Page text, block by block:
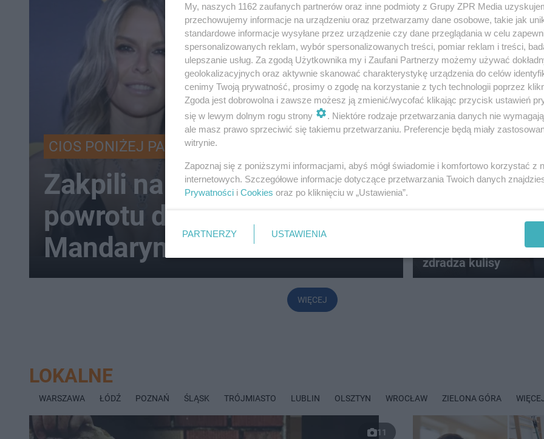
CIOS PONIŻEJ PASA?
Zakpili na scenie z jej
powrotu do Wiśniewskiego!
Mandaryna skomentowała
BURZA
Dramatyczne chwile
jeziorze. W wodzie
się 39 nastolatków
Ewa Kasprzyk poza
z Gwiazdami". Rafał
zdradza kulisy
WIĘCEJ
LOKALNE
WARSZAWA ŁÓDŹ POZNAŃ ŚLĄSK TRÓJMIASTO LUBLIN OLSZTYN WROCŁAW ZIELONA GÓRA
11
My, naszych 1162 zaufanych partnerów oraz inne podmioty z Grupy ZPR Media
przechowujemy informacje na urządzeniu oraz przetwarzamy dane osobowe, takie jak
standardowe informacje wysyłane przez urządzenie czy dane przeglądania w celu
spersonalizowanych reklam, wybór spersonalizowanych treści, pomiar reklam i treści,
ulepszanie usług. Za zgodą Użytkownika my i Zaufani Partnerzy możemy używać
geolokalizacyjnych oraz aktywnie skanować charakterystykę urządzenia do celów
cenimy Twoją prywatność, prosimy o zgodę na korzystanie z tych technologii poprzez
Zgoda jest dobrowolna i zawsze możesz ją zmienić/wycofać klikając przycisk ustawień
się w lewym dolnym rogu strony
. Niektóre rodzaje przetwarzania danych nie
ale masz prawo sprzeciwić się takiemu przetwarzaniu. Preferencje będą miały
witrynie.
Zapoznaj się z poniższymi informacjami, abyś mógł świadomie i komfortowo korzystać z
internetowych. Szczegółowe informacje dotyczące przetwarzania Twoich danych
Prywatności i Cookies oraz po kliknięciu w „Ustawienia”.
PARTNERZY USTAWIENIA